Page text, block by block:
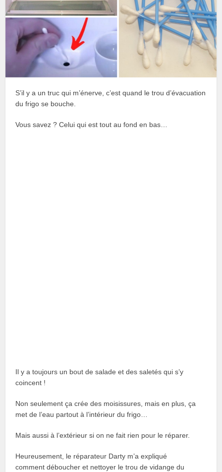
S’il y a un truc qui m’énerve, c’est quand le trou d’évacuation
du frigo se bouche.
Vous savez ? Celui qui est tout au fond en bas…
Il y a toujours un bout de salade et des saletés qui s’y
coincent !
Non seulement ça crée des moisissures, mais en plus, ça
met de l’eau partout à l’intérieur du frigo…
Mais aussi à l’extérieur si on ne fait rien pour le réparer.
Heureusement, le réparateur Darty m’a expliqué
comment déboucher et nettoyer le trou de vidange du